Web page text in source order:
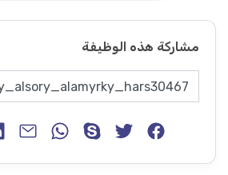
مشاركة هذه الوظيفة